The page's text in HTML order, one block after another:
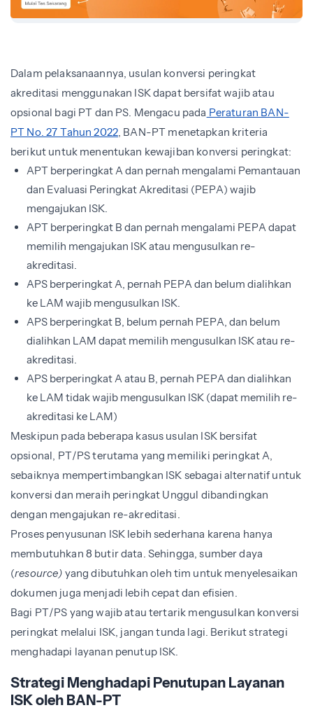
Dalam pelaksanaannya, usulan konversi peringkat
akreditasi menggunakan ISK dapat bersifat wajib atau
opsional bagi PT dan PS. Mengacu pada Peraturan BAN-
PT No. 27 Tahun 2022, BAN-PT menetapkan kriteria
berikut untuk menentukan kewajiban konversi peringkat:
APT berperingkat A dan pernah mengalami Pemantauan
dan Evaluasi Peringkat Akreditasi (PEPA) wajib
mengajukan ISK.
APT berperingkat B dan pernah mengalami PEPA dapat
memilih mengajukan ISK atau mengusulkan re-
akreditasi.
APS berperingkat A, pernah PEPA dan belum dialihkan
ke LAM wajib mengusulkan ISK.
APS berperingkat B, belum pernah PEPA, dan belum
dialihkan LAM dapat memilih mengusulkan ISK atau re-
akreditasi.
APS berperingkat A atau B, pernah PEPA dan dialihkan
ke LAM tidak wajib mengusulkan ISK (dapat memilih re-
akreditasi ke LAM)
Meskipun pada beberapa kasus usulan ISK bersifat
opsional, PT/PS terutama yang memiliki peringkat A,
sebaiknya mempertimbangkan ISK sebagai alternatif untuk
konversi dan meraih peringkat Unggul dibandingkan
dengan mengajukan re-akreditasi.
Proses penyusunan ISK lebih sederhana karena hanya
membutuhkan 8 butir data. Sehingga, sumber daya
(resource) yang dibutuhkan oleh tim untuk menyelesaikan
dokumen juga menjadi lebih cepat dan efisien.
Bagi PT/PS yang wajib atau tertarik mengusulkan konversi
peringkat melalui ISK, jangan tunda lagi. Berikut strategi
menghadapi layanan penutup ISK.
Strategi Menghadapi Penutupan Layanan
ISK oleh BAN-PT